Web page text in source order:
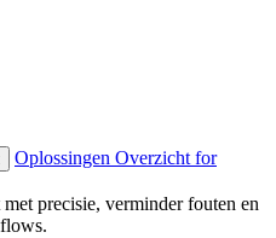
Oplossingen Overzicht for
precisie, verminder fouten en